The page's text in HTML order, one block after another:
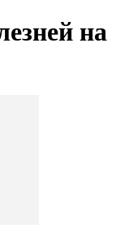
на